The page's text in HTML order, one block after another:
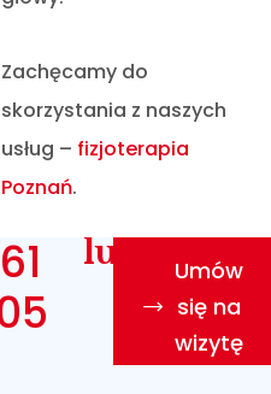
Zachęcamy do
skorzystania z naszych
usług – fizjoterapia
Poznań.
lub
Umów
się na
wizytę